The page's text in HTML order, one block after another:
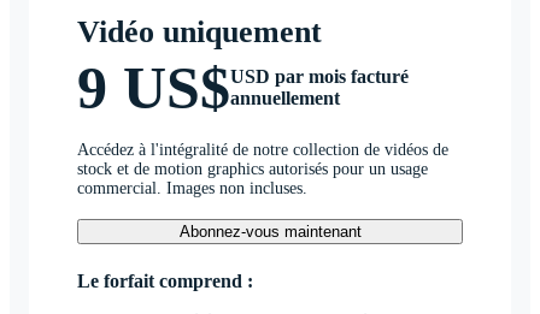
Vidéo uniquement
9 US$USD par mois facturé
annuellement
Accédez à l'intégralité de notre collection de vidéos de
stock et de motion graphics autorisés pour un usage
commercial. Images non incluses.
Abonnez-vous maintenant
Le forfait comprend :